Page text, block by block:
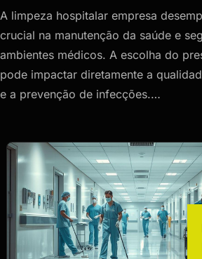
A limpeza hospitalar empresa
crucial na manutenção da saúde e
ambientes médicos. A escolha do
pode impactar diretamente a
e a prevenção de infecções.…